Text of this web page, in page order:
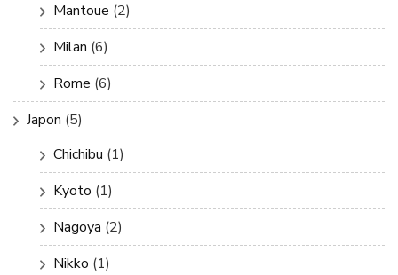
Mantoue (2)
Milan (6)
Rome (6)
Japon (5)
Chichibu (1)
Kyoto (1)
Nagoya (2)
Nikko (1)